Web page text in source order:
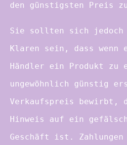
den günstigsten Preis
Sie sollten sich jedoch
Klaren sein, dass
Händler ein Produkt zu
ungewöhnlich günstig
Verkaufspreis bewirbt,
Hinweis auf ein
Geschäft ist.